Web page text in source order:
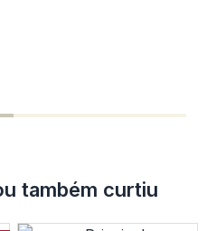
também curtiu